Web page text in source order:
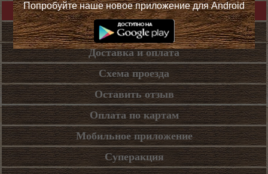
Назад в каталог
Кафе
Доставка и оплата
Схема проезда
Оставить отзыв
Оплата по картам
Мобильное приложение
Суперакция
Попробуйте наше новое приложение для Android